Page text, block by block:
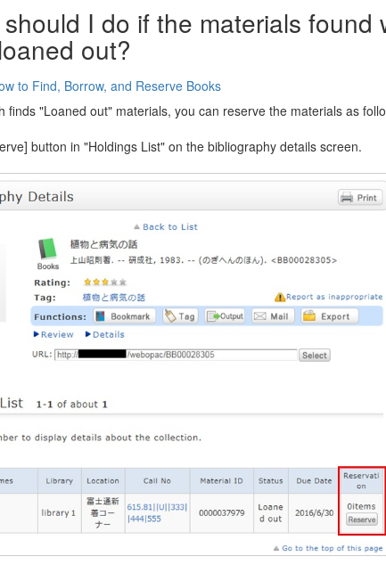
I do if the materials found
out?
to Find, Borrow, and Reserve Books
finds "Loaned out" materials, you can reserve the materials as
button in "Holdings List" on the bibliography details screen.